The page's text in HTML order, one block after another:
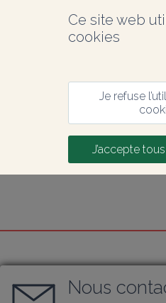
Ce site web
cookies
Je refuse
J’accepte
Nous